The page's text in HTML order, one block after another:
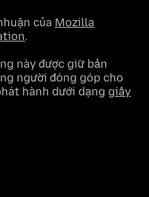
của Mozilla
.
này được giữ bản
người đóng góp cho
hành dưới dạng giấy